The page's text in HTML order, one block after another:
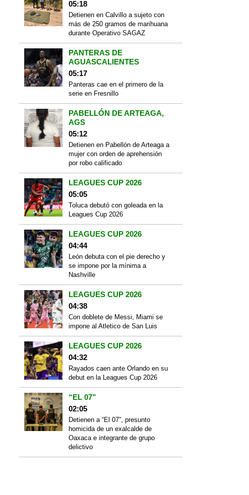
05:18
Detienen en Calvillo a sujeto con
más de 250 gramos de marihuana
durante Operativo SAGAZ
PANTERAS DE
AGUASCALIENTES
05:17
Panteras cae en el primero de la
serie en Fresnillo
PABELLÓN DE ARTEAGA,
AGS
05:12
Detienen en Pabellón de Arteaga a
mujer con orden de aprehensión
por robo calificado
LEAGUES CUP 2026
05:05
Toluca debutó con goleada en la
Leagues Cup 2026
LEAGUES CUP 2026
04:44
León debuta con el pie derecho y
se impone por la mínima a
Nashville
LEAGUES CUP 2026
04:38
Con doblete de Messi, Miami se
impone al Atletico de San Luis
LEAGUES CUP 2026
04:32
Rayados caen ante Orlando en su
debut en la Leagues Cup 2026
“EL 07”
02:05
Detienen a “El 07”, presunto
homicida de un exalcalde de
Oaxaca e integrante de grupo
delictivo